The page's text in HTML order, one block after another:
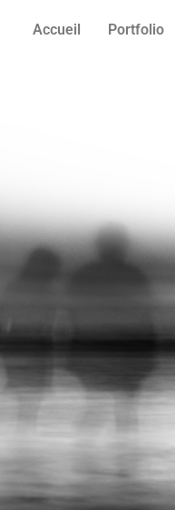
Accueil Portfolio